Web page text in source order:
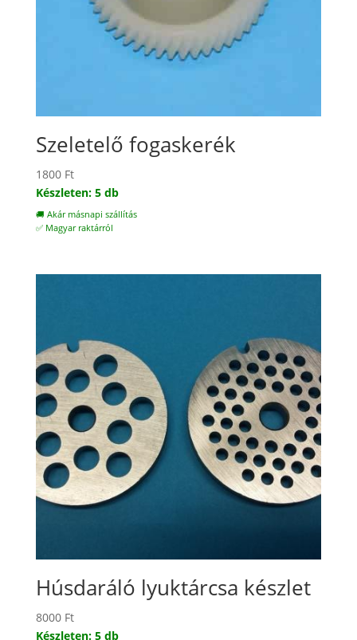
Szeletelő fogaskerék
1800 Ft
Készleten: 5 db
🚚 Akár másnapi szállítás
✅ Magyar raktárról
Húsdaráló lyuktárcsa készlet
8000 Ft
Készleten: 5 db